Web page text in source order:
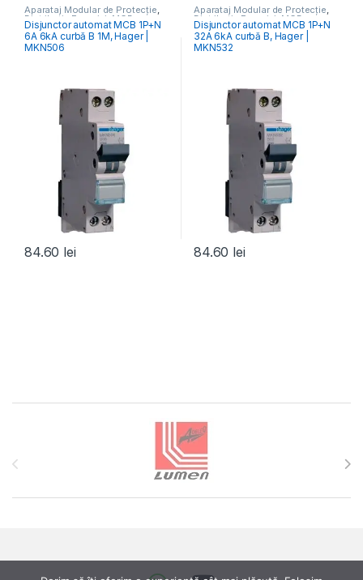
Aparataj Modular de Protecție,
Distribuția Energiei , MCB
Întrerupătoare Automate
Disjunctor automat MCB 1P+N
6A 6kA curbă B 1M, Hager |
MKN506
84.60 lei
Aparataj Modular de Protecție,
Distribuția Energiei , MCB
Întrerupătoare Automate
Disjunctor automat MCB 1P+N
32A 6kA curbă B, Hager |
MKN532
84.60 lei